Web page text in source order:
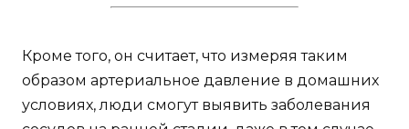
Кроме того, он считает, что измеряя таким
образом артериальное давление в домашних
условиях, люди смогут выявить заболевания